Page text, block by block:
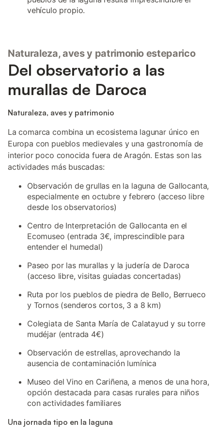
vehículo propio.
Naturaleza, aves y patrimonio esteparico
Del observatorio a las
murallas de Daroca
Naturaleza, aves y patrimonio
La comarca combina un ecosistema lagunar único en
Europa con pueblos medievales y una gastronomía de
interior poco conocida fuera de Aragón. Estas son las
actividades más buscadas:
Observación de grullas en la laguna de Gallocanta,
especialmente en octubre y febrero (acceso libre
desde los observatorios)
Centro de Interpretación de Gallocanta en el
Ecomuseo (entrada 3€, imprescindible para
entender el humedal)
Paseo por las murallas y la judería de Daroca
(acceso libre, visitas guiadas concertadas)
Ruta por los pueblos de piedra de Bello, Berrueco
y Tornos (senderos cortos, 3 a 8 km)
Colegiata de Santa María de Calatayud y su torre
mudéjar (entrada 4€)
Observación de estrellas, aprovechando la
ausencia de contaminación lumínica
Museo del Vino en Cariñena, a menos de una hora,
opción destacada para casas rurales para niños
con actividades familiares
Una jornada tipo en la laguna